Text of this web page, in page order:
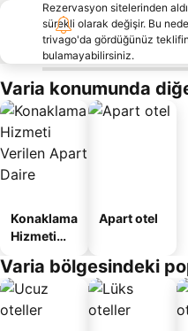
Rezervasyon sitelerinden
sürekli olarak değişir. Bu
trivago'da gördüğünüz teklifin
bulamayabilirsiniz.
Varia konumunda
Konaklama
Hizmeti
Apart
Daire
Apart otel
Varia bölgesindeki